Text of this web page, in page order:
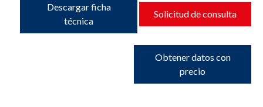
Descargar ficha
técnica
Solicitud de consulta
Obtener datos con
precio